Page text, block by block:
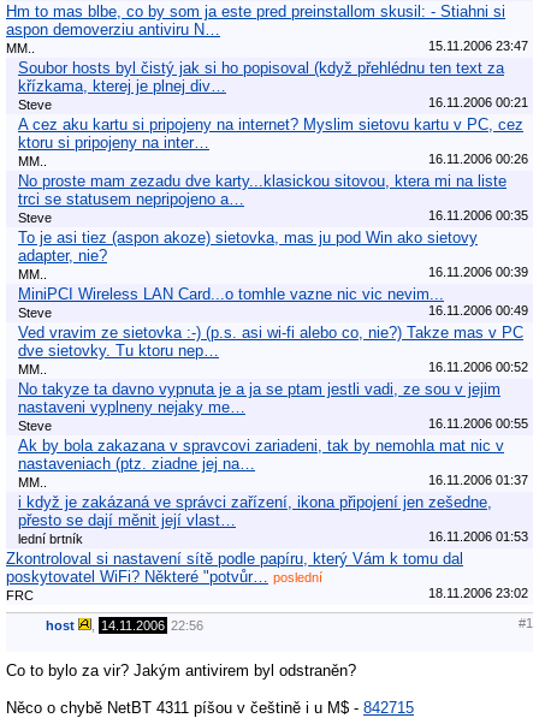
Hm to mas blbe, co by som ja este pred preinstallom skusil: - Stiahni si
aspon demoverziu antiviru N…
MM.. 15.11.2006 23:47
Soubor hosts byl čistý jak si ho popisoval (když přehlédnu ten text za
křízkama, kterej je plnej div…
Steve 16.11.2006 00:21
A cez aku kartu si pripojeny na internet? Myslim sietovu kartu v PC, cez
ktoru si pripojeny na inter…
MM.. 16.11.2006 00:26
No proste mam zezadu dve karty...klasickou sitovou, ktera mi na liste
trci se statusem nepripojeno a…
Steve 16.11.2006 00:35
To je asi tiez (aspon akoze) sietovka, mas ju pod Win ako sietovy
adapter, nie?
MM.. 16.11.2006 00:39
MiniPCI Wireless LAN Card...o tomhle vazne nic vic nevim...
Steve 16.11.2006 00:49
Ved vravim ze sietovka :-) (p.s. asi wi-fi alebo co, nie?) Takze mas v PC
dve sietovky. Tu ktoru nep…
MM.. 16.11.2006 00:52
No takyze ta davno vypnuta je a ja se ptam jestli vadi, ze sou v jejim
nastaveni vyplneny nejaky me…
Steve 16.11.2006 00:55
Ak by bola zakazana v spravcovi zariadeni, tak by nemohla mat nic v
nastaveniach (ptz. ziadne jej na…
MM.. 16.11.2006 01:37
i když je zakázaná ve správci zařízení, ikona připojení jen zešedne,
přesto se dají měnit její vlast…
lední brtník 16.11.2006 01:53
Zkontroloval si nastavení sítě podle papíru, který Vám k tomu dal
poskytovatel WiFi? Některé "potvůr…
poslední
FRC
18.11.2006 23:02
host 14.11.2006 22:56 #1
Co to bylo za vir? Jakým antivirem byl odstraněn?
Něco o chybě NetBT 4311 píšou v češtině i u M$ - 842715